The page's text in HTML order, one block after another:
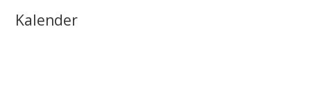
Kalender